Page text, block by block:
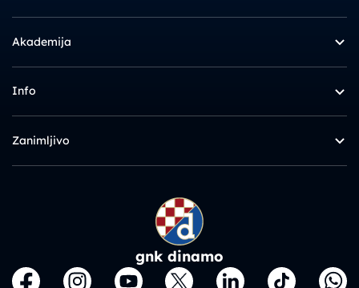
Akademija
Info
Zanimljivo
gnk dinamo